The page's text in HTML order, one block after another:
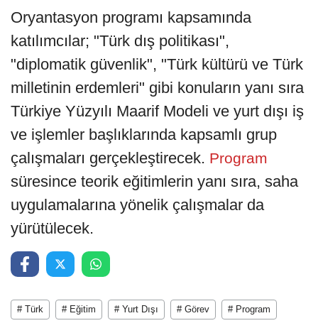
Oryantasyon programı kapsamında
katılımcılar; "Türk dış politikası",
"diplomatik güvenlik", "Türk kültürü ve Türk
milletinin erdemleri" gibi konuların yanı sıra
Türkiye Yüzyılı Maarif Modeli ve yurt dışı iş
ve işlemler başlıklarında kapsamlı grup
çalışmaları gerçekleştirecek. Program
süresince teorik eğitimlerin yanı sıra, saha
uygulamalarına yönelik çalışmalar da
yürütülecek.
# Türk # Eğitim # Yurt Dışı # Görev # Program